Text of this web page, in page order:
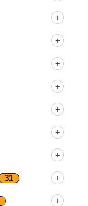
31